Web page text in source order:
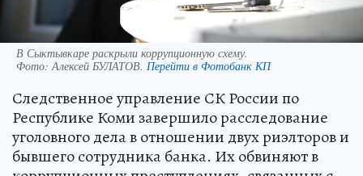
В Сыктывкаре раскрыли коррупционную схему.
Фото:Алексей БУЛАТОВ. Перейти в Фотобанк КП
Следственное управление СК России по
Республике Коми завершило расследование
уголовного дела в отношении двух риэлторов и
бывшего сотрудника банка. Их обвиняют в